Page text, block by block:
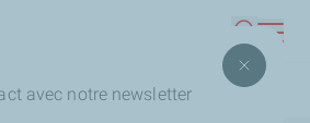
contenu
avec notre newsletter
faire sa vidange ?